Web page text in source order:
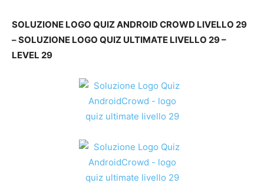
SOLUZIONE LOGO QUIZ ANDROID CROWD LIVELLO 29
– SOLUZIONE LOGO QUIZ ULTIMATE LIVELLO 29 –
LEVEL 29